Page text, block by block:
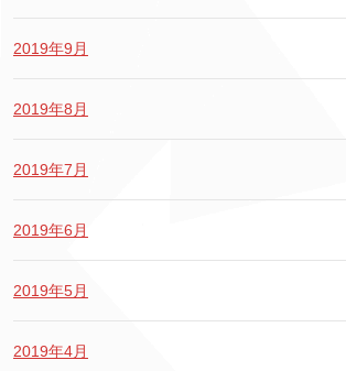
2019年9月
2019年8月
2019年7月
2019年6月
2019年5月
2019年4月